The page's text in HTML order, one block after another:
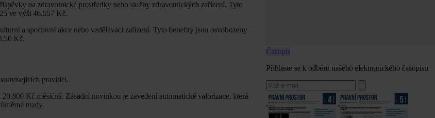
na zdravotnické prostředky nebo služby zdravotnických zařízení. Tyto
ve výši 46.557 Kč.
a sportovní akce nebo vzdělávací zařízení. Tyto benefity jsou osvobozeny
Kč.
pravidel.
Kč měsíčně. Zásadní novinkou je zavedení automatické valorizace, která
mzdy.
Časopis
Přihlaste se k odběru našeho elektronického časopisu